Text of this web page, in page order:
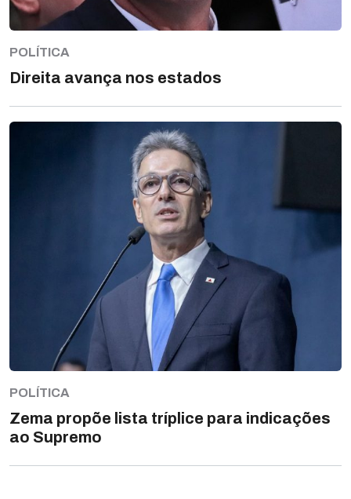
POLÍTICA
Direita avança nos estados
POLÍTICA
Zema propõe lista tríplice para indicações
ao Supremo